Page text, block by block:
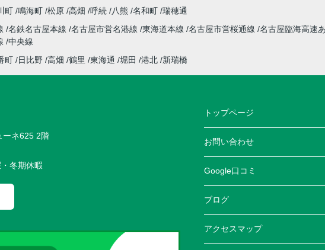
町 鳴海町 松原 高畑 呼続 八熊 名和町 瑞穂通
名鉄名古屋本線 名古屋市営名港線 東海道本線 名古屋市営桜通線 名古屋臨海高速
中央線
町 日比野 高畑 鶴里 東海通 堀田 港北 新瑞橋
ーネ625 2階
冬期休暇
トップページ
お問い合わせ
Google口コミ
ブログ
アクセスマップ